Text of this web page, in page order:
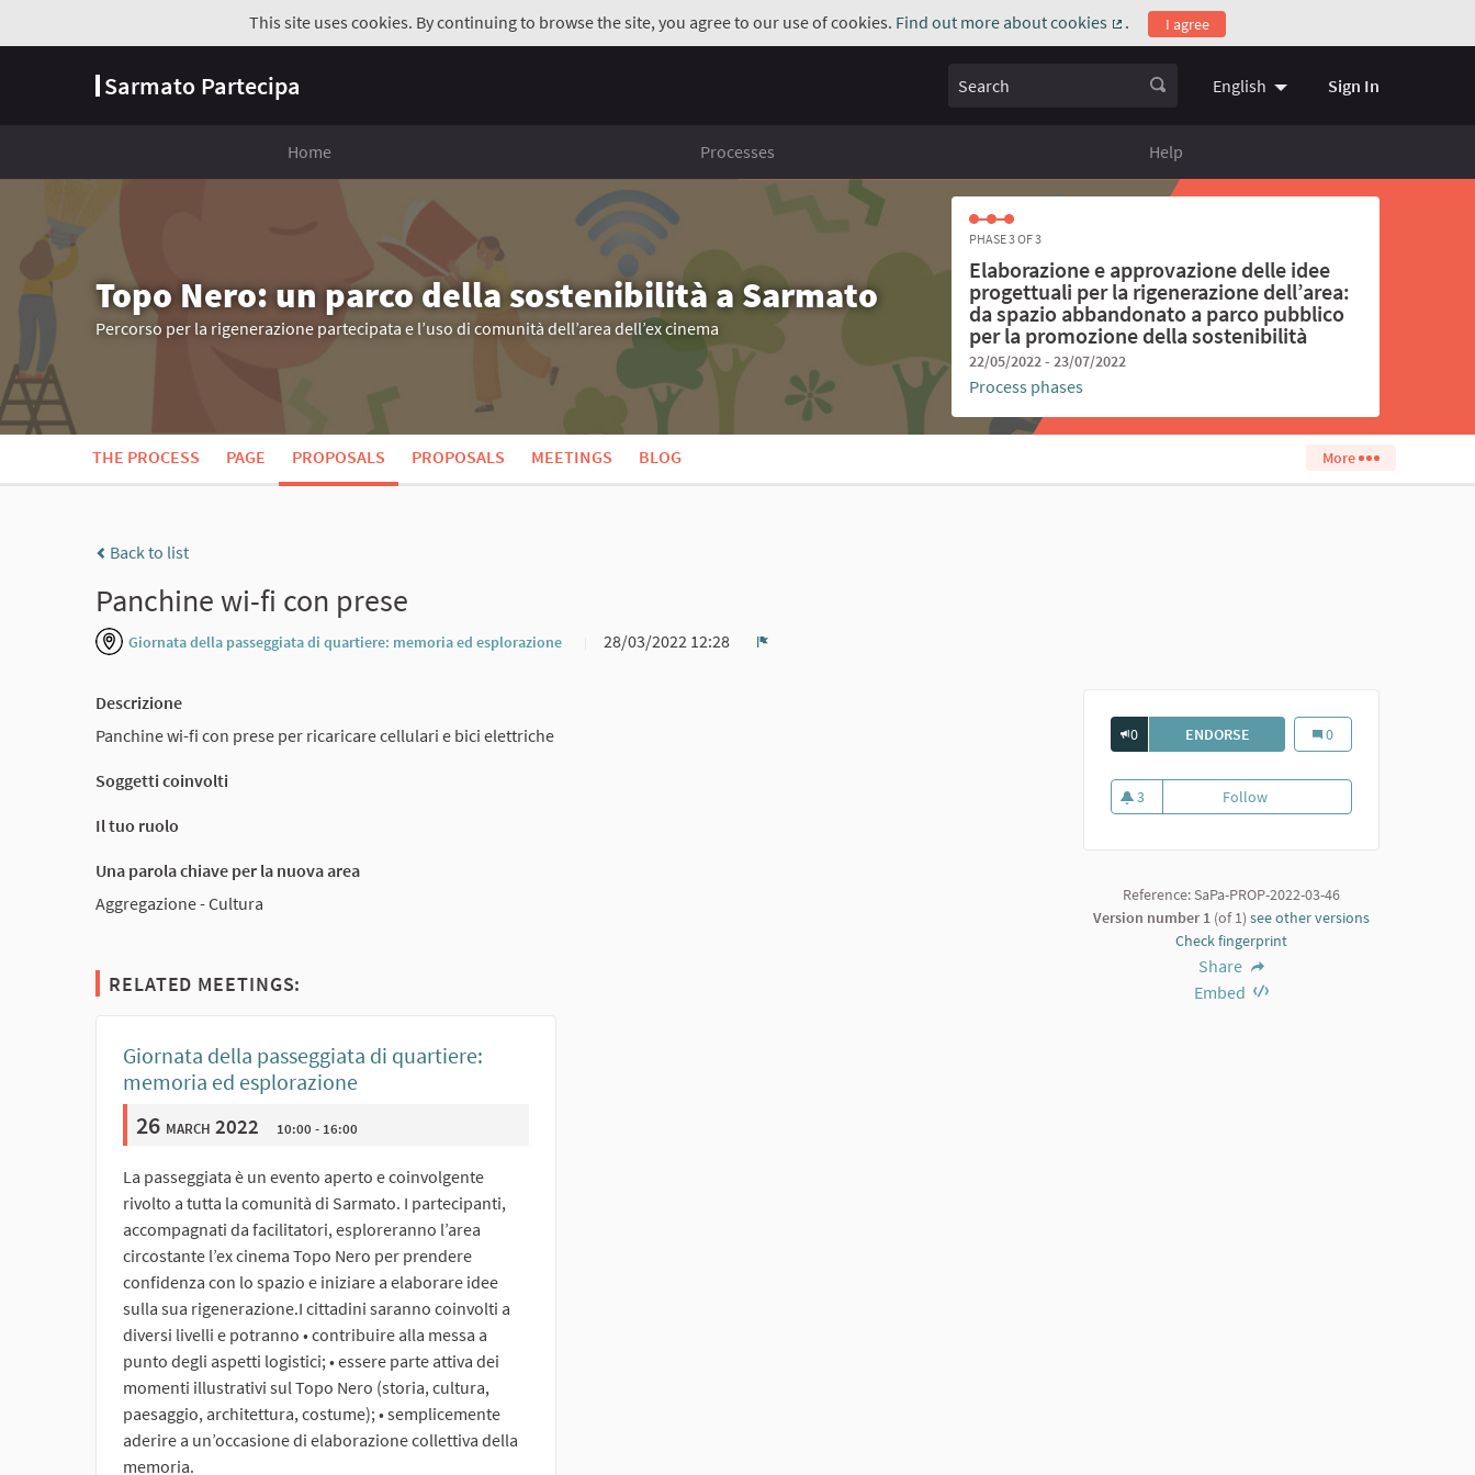
This site uses cookies. By continuing to browse the site, you agree to our use of cookies. Find out more about cookies
(External link)
. I agree
Sarmato Partecipa Search English Choose language
Sign In
Home Processes Help
Topo Nero: un parco della sostenibilità a Sarmato
Percorso per la rigenerazione partecipata e l’uso di comunità dell’area dell’ex cinema
PHASE 3 OF 3
Elaborazione e approvazione delle idee
progettuali per la rigenerazione dell’area:
da spazio abbandonato a parco pubblico
per la promozione della sostenibilità
22/05/2022 - 23/07/2022
Process phases
THE PROCESS PAGE PROPOSALS PROPOSALS MEETINGS BLOG More
Back to list
Panchine wi-fi con prese
Giornata della passeggiata di quartiere: memoria ed esplorazione
28/03/2022 12:28
Descrizione
Panchine wi-fi con prese per ricaricare cellulari e bici elettriche
Soggetti coinvolti
Il tuo ruolo
Una parola chiave per la nuova area
Aggregazione - Cultura
RELATED MEETINGS:
Giornata della passeggiata di quartiere:
memoria ed esplorazione
26 march 2022 10:00 - 16:00
La passeggiata è un evento aperto e coinvolgente
rivolto a tutta la comunità di Sarmato. I partecipanti,
accompagnati da facilitatori, esploreranno l’area
circostante l’ex cinema Topo Nero per prendere
confidenza con lo spazio e iniziare a elaborare idee
sulla sua rigenerazione.I cittadini saranno coinvolti a
diversi livelli e potranno • contribuire alla messa a
punto degli aspetti logistici; • essere parte attiva dei
momenti illustrativi sul Topo Nero (storia, cultura,
paesaggio, architettura, costume); • semplicemente
aderire a un’occasione di elaborazione collettiva della
memoria.
0 ENDORSE PANCHINE WI-FI CON PRESE
Panchine wi-fi con prese
0
3
3 followers
FollowPanchine wi-fi con prese
Reference: SaPa-PROP-2022-03-46
Version number 1 (of 1) see other versions
Check fingerprint
Share
Embed